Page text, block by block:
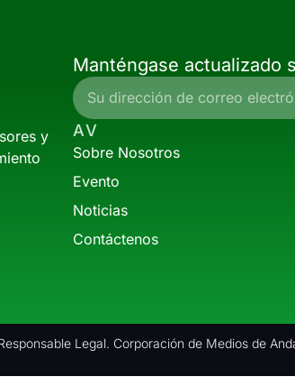
y
Manténgase actualizado
AV
Sobre Nosotros
Evento
Noticias
Contáctenos
Legal. Corporación de Medios de